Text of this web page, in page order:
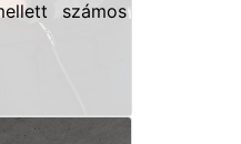
számos